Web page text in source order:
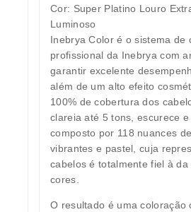
Cor: Super Platino Louro
Luminoso
Inebrya Color é o sistema de
profissional da Inebrya com
garantir excelente
além de um alto efeito
100% de cobertura dos
clareia até 5 tons, escurece
composto por 118 nuances
vibrantes e pastel, cuja
cabelos é totalmente fiel à da
cores.
O resultado é uma coloração